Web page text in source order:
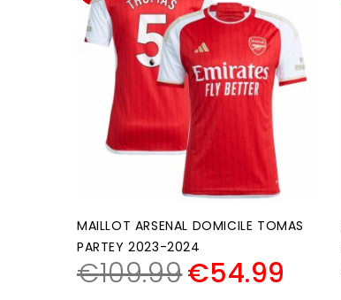
MAILLOT ARSENAL DOMICILE TOMAS
PARTEY 2023-2024
€109.99€54.99